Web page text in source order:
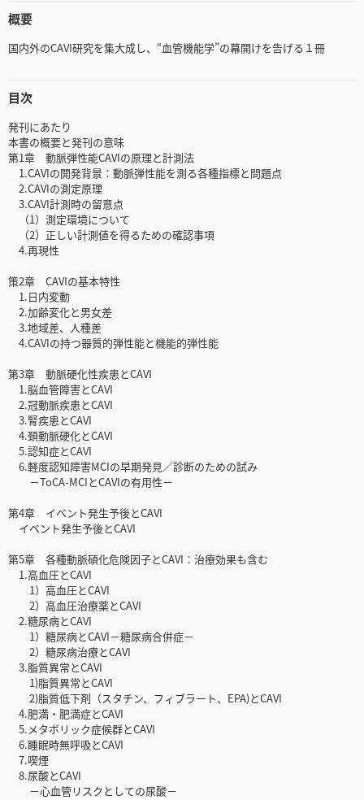
概要
国内外のCAVI研究を集大成し、“血管機能学”の幕開けを告げる１冊
目次
発刊にあたり
本書の概要と発刊の意味
第1章 動脈弾性能CAVIの原理と計測法
1.CAVIの開発背景：動脈弾性能を測る各種指標と問題点
2.CAVIの測定原理
3.CAVI計測時の留意点
（1）測定環境について
（2）正しい計測値を得るための確認事項
4.再現性
策2章 CAVIの基本特性
1.日内変動
2.加齢変化と男女差
3.地域差、人種差
4.CAVIの持つ器質的弾性能と機能的弾性能
第3章 動脈硬化性疾患とCAVI
1.脳血管障害とCAVI
2.冠動脈疾患とCAVI
3.腎疾患とCAVI
4.頚動脈硬化とCAVI
5.認知症とCAVI
6.軽度認知障害MCIの早期発見／診断のための試み
－ToCA-MCIとCAVIの有用性－
第4章 イベント発生予後とCAVI
イベント発生予後とCAVI
第5章 各種動脈碩化危険因子とCAVI：治療効果も含む
1.高血圧とCAVI
1）高血圧とCAVI
2）高血圧治療薬とCAVI
2.糖尿病とCAVI
1）糖尿病とCAVI－糖尿病合併症－
2）糖尿病治療とCAVI
3.脂質異常とCAVI
1)脂質異常とCAVI
2)脂質低下剤（スタチン、フィブラート、EPA)とCAVI
4.肥満・肥満症とCAVI
5.メタボリック症候群とCAVI
6.睡眠時無呼吸とCAVI
7.喫煙
8.尿酸とCAVI
－心血管リスクとしての尿酸－